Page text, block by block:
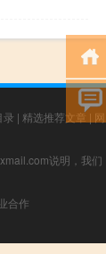
录 | 精选推荐文章 | 网
说明，我们
合作